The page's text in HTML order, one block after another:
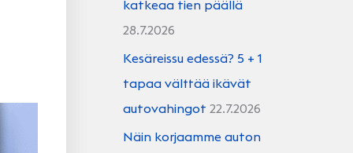
katkeaa tien päällä
28.7.2026
Kesäreissu edessä? 5 + 1
tapaa välttää ikävät
autovahingot 22.7.2026
Näin korjaamme auton